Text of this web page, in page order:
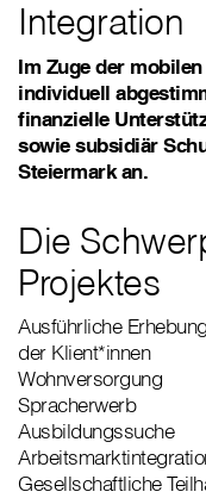
Integration
Im Zuge der
individuell
finanzielle
sowie subsidiär
Steiermark an.
Die
Projektes
Ausführliche
der Klient*innen
Wohnversorgung
Spracherwerb
Ausbildungssuche
Gesellschaftliche